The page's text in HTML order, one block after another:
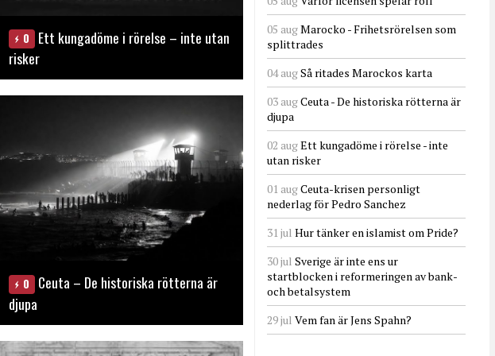
0
Ett kungadöme i rörelse – inte utan
risker
0
Ceuta – De historiska rötterna är
djupa
05 augMarocko - Frihetsrörelsen som
splittrades
04 augSå ritades Marockos karta
03 augCeuta - De historiska rötterna är
djupa
02 augEtt kungadöme i rörelse - inte
utan risker
01 augCeuta-krisen personligt
nederlag för Pedro Sanchez
31 jul Hur tänker en islamist om Pride?
30 jul Sverige är inte ens ur
startblocken i reformeringen av bank-
och betalsystem
29 jul Vem fan är Jens Spahn?